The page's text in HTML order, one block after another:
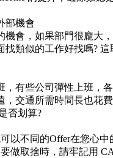
部機會
會，如果部門很龐大
類似的工作好找嗎? 這
，有些公司彈性上班，
交通所需時間長也花
否划算?
以不同的Offer在您心
做取捨時，請牢記用